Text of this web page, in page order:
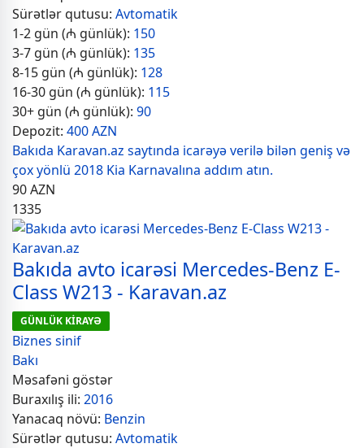
Sürətlər qutusu: Avtomatik
1-2 gün (₼ günlük): 150
3-7 gün (₼ günlük): 135
8-15 gün (₼ günlük): 128
16-30 gün (₼ günlük): 115
30+ gün (₼ günlük): 90
Depozit: 400 AZN
Bakıda Karavan.az saytında icarəyə verilə bilən geniş və
çox yönlü 2018 Kia Karnavalına addım atın.
90AZN
1335
Bakıda avto icarəsi Mercedes-Benz E-
Class W213 - Karavan.az
GÜNLÜK KİRAYƏ
Biznes sinif
Bakı
Məsafəni göstər
Buraxılış ili: 2016
Yanacaq növü: Benzin
Sürətlər qutusu: Avtomatik